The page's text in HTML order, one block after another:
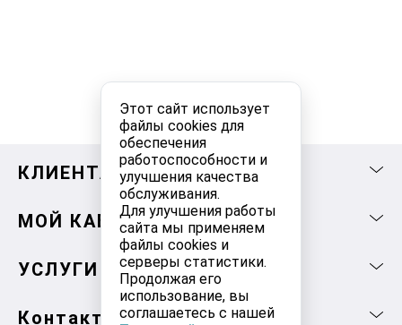
Этот сайт использует
файлы cookies для
обеспечения
работоспособности и
улучшения качества
обслуживания.
Для улучшения работы
сайта мы применяем
файлы cookies и
серверы статистики.
Продолжая его
использование, вы
соглашаетесь с нашей
КЛИЕНТАМ
МОЙ КАБИНЕТ
УСЛУГИ
Контакты